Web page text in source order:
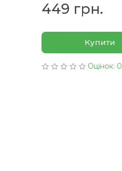
449 грн.
Купити
Оцінок: 0